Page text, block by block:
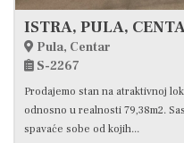
Pula, Centar
S-2267
Prodajemo stan na atraktivnoj
odnosno u realnosti 79,38m2.
spavaće sobe od kojih...